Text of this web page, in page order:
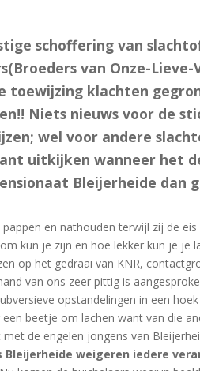
schoffering van
van Onze-
toewijzing klachten
Niets nieuws voor de
wel voor andere
uitkijken wanneer het
Bleijerheide dan
en nathouden terwijl zij de
kun je zijn en hoe lekker kun je
op het gedraai van KNR,
van ons zeer pittig is
opstandelingen in een
een beetje om lachen want van die
met de engelen jongens van
Bleijerheide weigeren iedere